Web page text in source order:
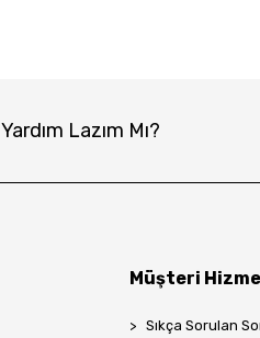
Yardım Lazım Mı?
Müşteri
Sıkça Sorulan